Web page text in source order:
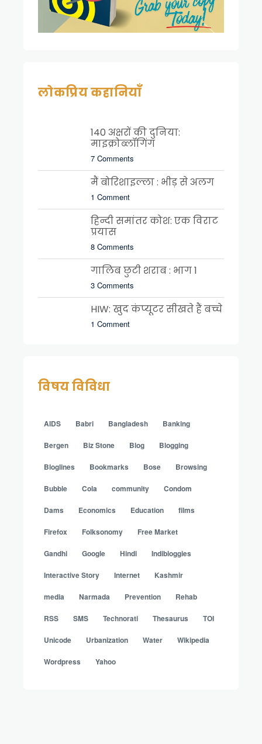
लोकप्रिय कहानियाँ
140 अक्षरों की दुनिया:
माइक्रोब्लॉगिंग
7 Comments
मैं बोरिशाइल्ला : भीड़ से अलग
1 Comment
हिन्दी समांतर कोश: एक विराट
प्रयास
8 Comments
गालिब छुटी शराब : भाग 1
3 Comments
HIW: खुद कंप्यूटर सीखते हैं बच्चे
1 Comment
विषय विविधा
AIDS Babri Bangladesh Banking
Bergen Biz Stone Blog Blogging
Bloglines Bookmarks Bose Browsing
Bubble Cola community Condom
Dams Economics Education films
Firefox Folksonomy Free Market
Gandhi Google Hindi Indibloggies
Interactive Story Internet Kashmir
media Narmada Prevention Rehab
RSS SMS Technorati Thesaurus TOI
Unicode Urbanization Water Wikipedia
Wordpress Yahoo